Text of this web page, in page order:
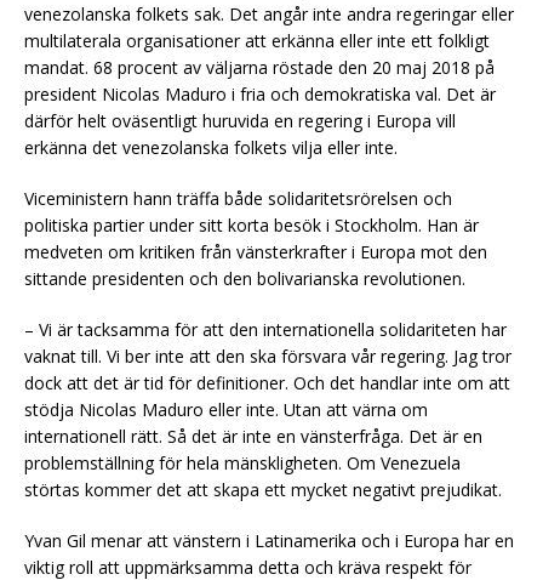
venezolanska folkets sak. Det angår inte andra regeringar eller
multilaterala organisationer att erkänna eller inte ett folkligt
mandat. 68 procent av väljarna röstade den 20 maj 2018 på
president Nicolas Maduro i fria och demokratiska val. Det är
därför helt oväsentligt huruvida en regering i Europa vill
erkänna det venezolanska folkets vilja eller inte.
Viceministern hann träffa både solidaritetsrörelsen och
politiska partier under sitt korta besök i Stockholm. Han är
medveten om kritiken från vänsterkrafter i Europa mot den
sittande presidenten och den bolivarianska revolutionen.
– Vi är tacksamma för att den internationella solidariteten har
vaknat till. Vi ber inte att den ska försvara vår regering. Jag tror
dock att det är tid för definitioner. Och det handlar inte om att
stödja Nicolas Maduro eller inte. Utan att värna om
internationell rätt. Så det är inte en vänsterfråga. Det är en
problemställning för hela mänskligheten. Om Venezuela
störtas kommer det att skapa ett mycket negativt prejudikat.
Yvan Gil menar att vänstern i Latinamerika och i Europa har en
viktig roll att uppmärksamma detta och kräva respekt för